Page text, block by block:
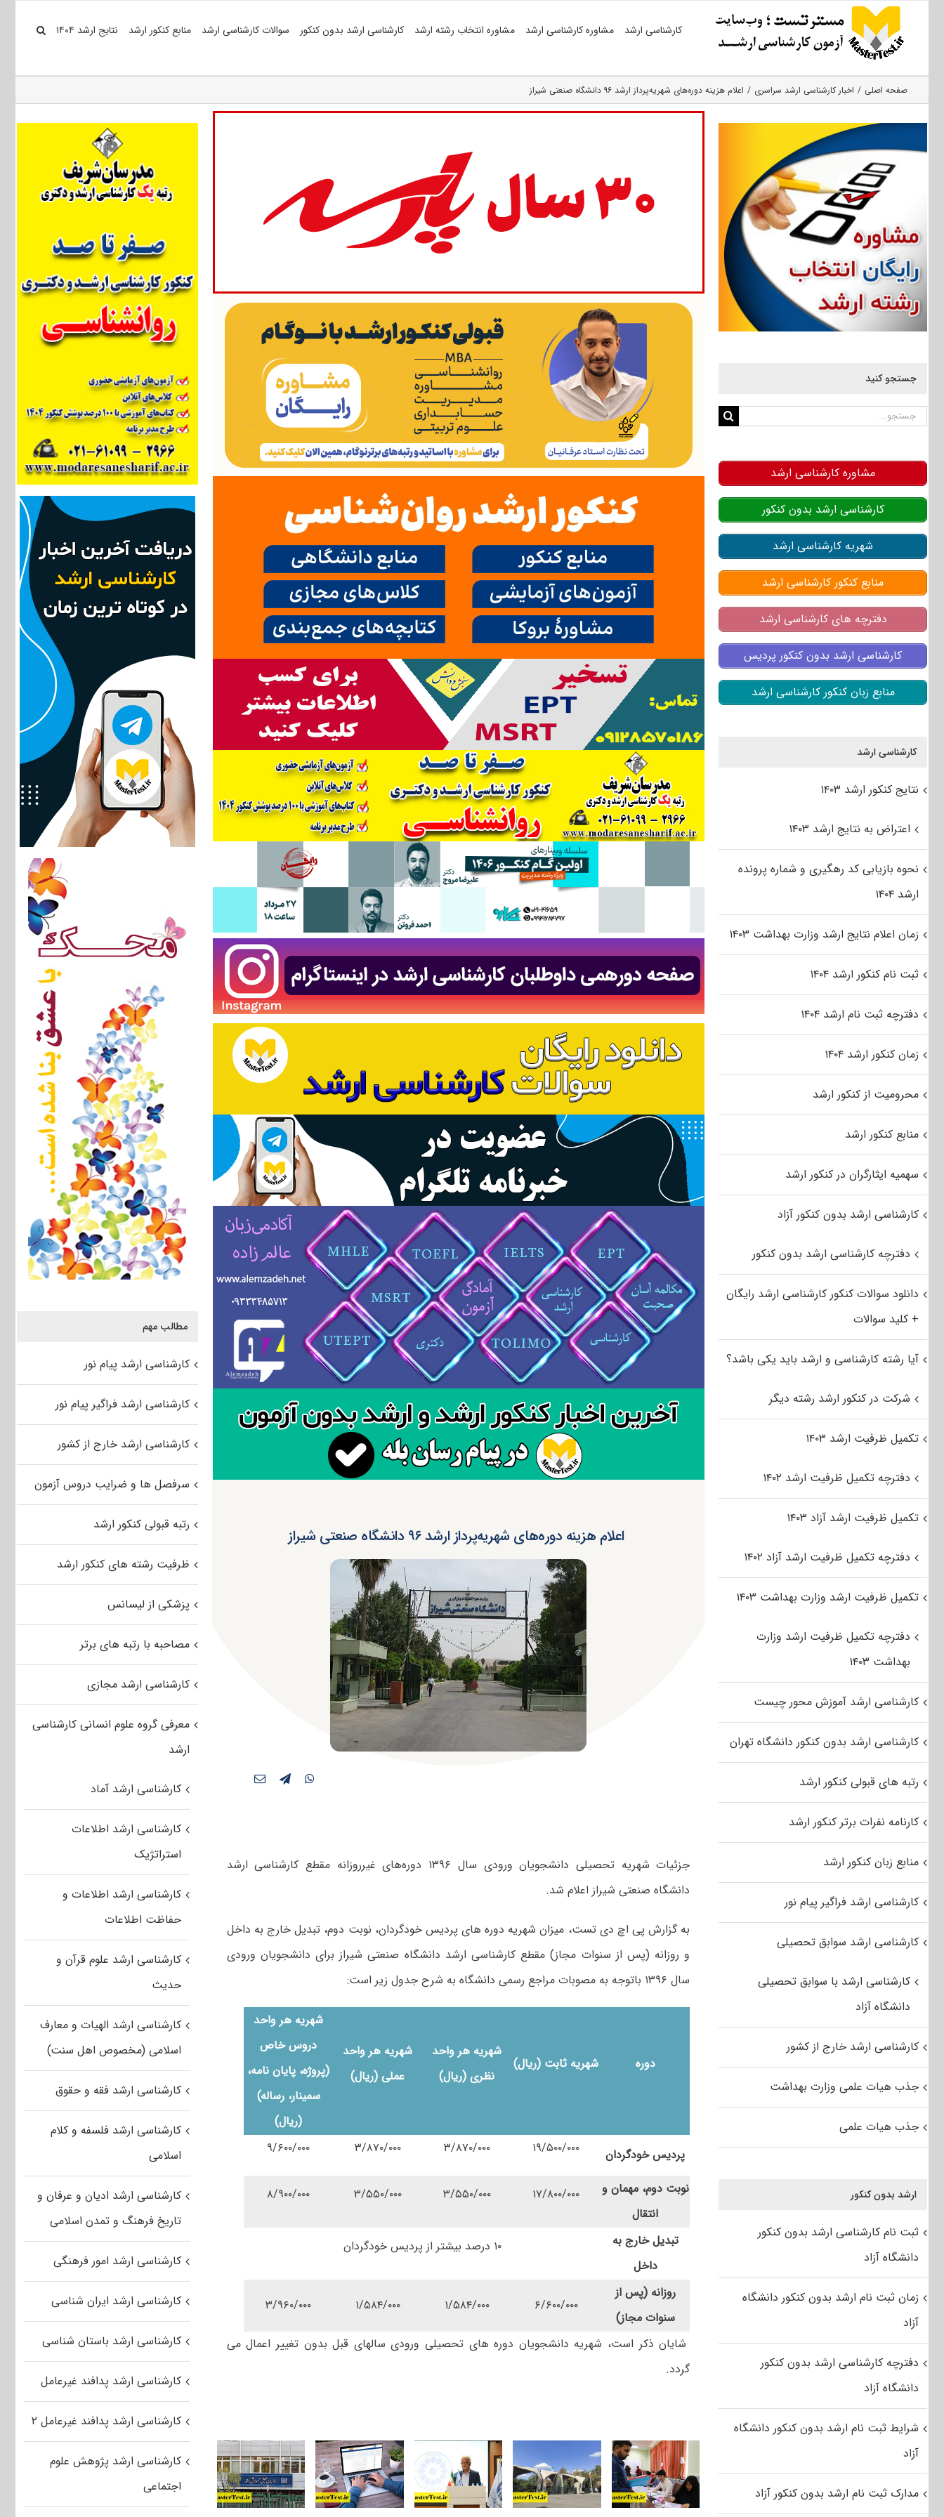
کارشناسی ارشد مشاوره کارشناسی ارشد مشاوره انتخاب رشته ارشد کارشناسی ارشد بدون کنکور سوالات کارشناسی ارشد منابع کنکور ارشد نتایج ارشد ۱۴۰۴
صفحه اصلی اخبار کارشناسی ارشد سراسری اعلام هزینه دوره‌های شهریه‌پرداز ارشد ۹۶ دانشگاه صنعتی شیراز
اعلام هزینه دوره‌های شهریه‌پرداز ارشد ۹۶ دانشگاه صنعتی شیراز
جزئیات شهریه تحصیلی دانشجویان ورودی سال ۱۳۹۶ دوره‌‌های غیرروزانه مقطع کارشناسی ارشد
دانشگاه صنعتی شیراز اعلام شد.
به گزارش پی اچ دی تست، میزان شهریه دوره های پردیس خودگردان، نوبت دوم، تبدیل خارج به داخل
و روزانه (پس از سنوات مجاز) مقطع کارشناسی ارشد دانشگاه صنعتی شیراز برای دانشجویان ورودی
سال ۱۳۹۶ باتوجه به مصوبات مراجع رسمی دانشگاه به شرح جدول زیر است:
دوره شهریه ثابت (ریال)
شهریه هر واحد
نظری (ریال)
شهریه هر واحد
عملی (ریال)
شهریه هر واحد
دروس خاص
(پروژه، پایان نامه،
سمینار، رساله)
(ریال)
پردیس خودگردان
۱۹/۵۰۰/۰۰۰ ۳/۸۷۰/۰۰۰ ۳/۸۷۰/۰۰۰ ۹/۶۰۰/۰۰۰
نوبت دوم، مهمان و
انتقال
۱۷/۸۰۰/۰۰۰ ۳/۵۵۰/۰۰۰ ۳/۵۵۰/۰۰۰ ۸/۹۰۰/۰۰۰
تبدیل خارج به
داخل
۱۰ درصد بیشتر از پردیس خودگردان
روزانه (پس از
سنوات مجاز)
۶/۶۰۰/۰۰۰ ۱/۵۸۴/۰۰۰ ۱/۵۸۴/۰۰۰ ۳/۹۶۰/۰۰۰
شایان ذکر است، شهریه دانشجویان دوره های تحصیلی ورودی سالهای قبل بدون تغییر اعمال می
گردد.
مطالب مهم
کارشناسی ارشد پیام نور
کارشناسی ارشد فراگیر پیام نور
کارشناسی ارشد خارج از کشور
سرفصل ها و ضرایب دروس آزمون
رتبه قبولی کنکور ارشد
ظرفیت رشته های کنکور ارشد
پزشکی از لیسانس
مصاحبه با رتبه های برتر
کارشناسی ارشد مجازی
معرفی گروه علوم انسانی کارشناسی
ارشد
کارشناسی ارشد آماد
کارشناسی ارشد اطلاعات
استراتژیک
کارشناسی ارشد اطلاعات و
حفاظت اطلاعات
کارشناسی ارشد علوم قرآن و
حدیث
کارشناسی ارشد الهیات و معارف
اسلامی (مخصوص اهل سنت)
کارشناسی ارشد فقه و حقوق
کارشناسی ارشد فلسفه و کلام
اسلامی
کارشناسی ارشد ادیان و عرفان و
تاریخ فرهنگ و تمدن اسلامی
کارشناسی ارشد امور فرهنگی
کارشناسی ارشد ایران شناسی
کارشناسی ارشد باستان شناسی
کارشناسی ارشد پدافند غیرعامل
کارشناسی ارشد پدافند غیرعامل ۲
کارشناسی ارشد پژوهش علوم
اجتماعی
جستجو کنید
جستجو
مشاوره کارشناسی ارشد
کارشناسی ارشد بدون کنکور
شهریه کارشناسی ارشد
منابع کنکور کارشناسی ارشد
دفترچه های کارشناسی ارشد
کارشناسی ارشد بدون کنکور پردیس
منابع زبان کنکور کارشناسی ارشد
کارشناسی ارشد
نتایج کنکور ارشد ۱۴۰۳
اعتراض به نتایج ارشد ۱۴۰۳
نحوه بازیابی کد رهگیری و شماره پرونده
ارشد ۱۴۰۴
زمان اعلام نتایج ارشد وزارت بهداشت ۱۴۰۳
ثبت نام کنکور ارشد ۱۴۰۴
دفترچه ثبت نام ارشد ۱۴۰۴
زمان کنکور ارشد ۱۴۰۴
محرومیت از کنکور ارشد
منابع کنکور ارشد
سهمیه ایثارگران در کنکور ارشد
کارشناسی ارشد بدون کنکور آزاد
دفترچه کارشناسی ارشد بدون کنکور
دانلود سوالات کنکور کارشناسی ارشد رایگان
+ کلید سوالات
آیا رشته کارشناسی و ارشد باید یکی باشد؟
شرکت در کنکور ارشد رشته دیگر
تکمیل ظرفیت ارشد ۱۴۰۳
دفترچه تکمیل ظرفیت ارشد ۱۴۰۲
تکمیل ظرفیت ارشد آزاد ۱۴۰۳
دفترچه تکمیل ظرفیت ارشد آزاد ۱۴۰۲
تکمیل ظرفیت ارشد وزارت بهداشت ۱۴۰۳
دفترچه تکمیل ظرفیت ارشد وزارت
بهداشت ۱۴۰۳
کارشناسی ارشد آموزش محور چیست
کارشناسی ارشد بدون کنکور دانشگاه تهران
رتبه های قبولی کنکور ارشد
کارنامه نفرات برتر کنکور ارشد
منابع زبان کنکور ارشد
کارشناسی ارشد فراگیر پیام نور
کارشناسی ارشد سوابق تحصیلی
کارشناسی ارشد با سوابق تحصیلی
دانشگاه آزاد
کارشناسی ارشد خارج از کشور
جذب هیات علمی وزارت بهداشت
جذب هیات علمی
ارشد بدون کنکور
ثبت نام کارشناسی ارشد بدون کنکور
دانشگاه آزاد
زمان ثبت نام ارشد بدون کنکور دانشگاه
آزاد
دفترچه کارشناسی ارشد بدون کنکور
دانشگاه آزاد
شرایط ثبت نام ارشد بدون کنکور دانشگاه
آزاد
مدارک ثبت نام ارشد بدون کنکور آزاد